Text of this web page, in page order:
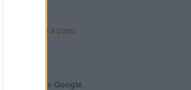
paso a paso.
de Google.